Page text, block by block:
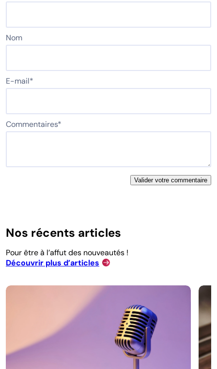
Nom
E-mail*
Commentaires*
Nos récents articles
Pour être à l’affut des nouveautés !
Découvrir plus d’articles